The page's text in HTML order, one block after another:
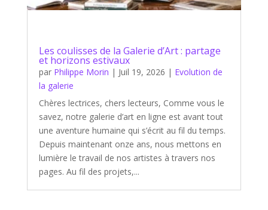
Les coulisses de la Galerie d’Art : partage
et horizons estivaux
par Philippe Morin | Juil 19, 2026 | Evolution de
la galerie
Chères lectrices, chers lecteurs, Comme vous le
savez, notre galerie d’art en ligne est avant tout
une aventure humaine qui s’écrit au fil du temps.
Depuis maintenant onze ans, nous mettons en
lumière le travail de nos artistes à travers nos
pages. Au fil des projets,...